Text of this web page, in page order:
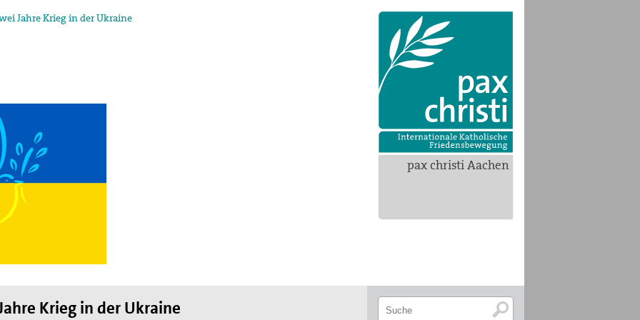
pax christi Aachen
Jahre Krieg in der Ukraine
und arbeitet in
Konzils.
des weltweiten
des II. Weltkrieges,
die Hand
Krieg in der Ukraine